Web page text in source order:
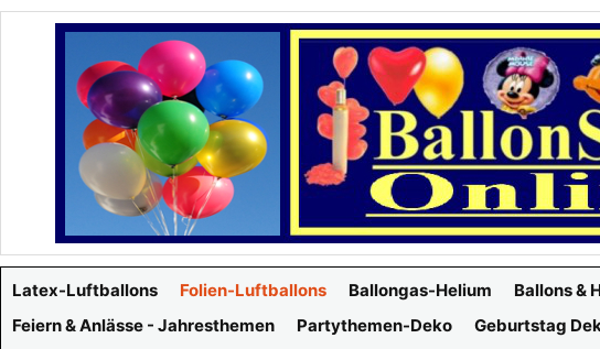
Latex-Luftballons Folien-Luftballons Ballongas-Helium Ballons &
Feiern & Anlässe - Jahresthemen
Partythemen-Deko Geburtstag